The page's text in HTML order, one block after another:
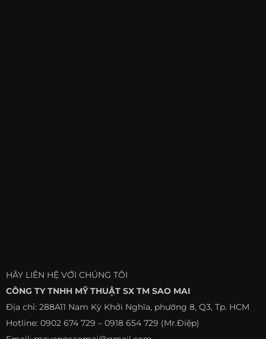
HÃY LIÊN HỆ VỚI CHÚNG TÔI
CÔNG TY TNHH MỸ THUẬT SX TM SAO MAI
Địa chỉ: 288A11 Nam Kỳ Khởi Nghĩa, phường 8, Q3, Tp. HCM
Hotline: 0902 674 729 – 0918 654 729 (Mr.Điệp)